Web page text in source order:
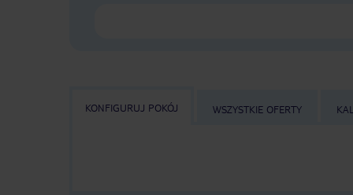
KONFIGURUJ POKÓJ WSZYSTKIE OFERTY